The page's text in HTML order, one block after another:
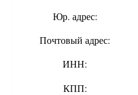
Юр. адрес:
Почтовый адрес:
ИНН:
КПП: